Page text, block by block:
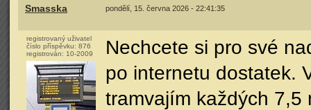
Smasska pondělí, 15. června 2026 - 22:41:35
registrovaný uživatel
číslo příspěvku: 876
registrován: 10-2009
Nechcete si pro své
po internetu dostatek.
tramvajím každých 7,5